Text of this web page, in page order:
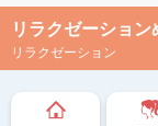
リラクゼーション
リラクゼーション